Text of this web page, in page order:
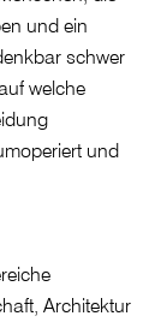
und ein
schwer
welche
und
Architektur